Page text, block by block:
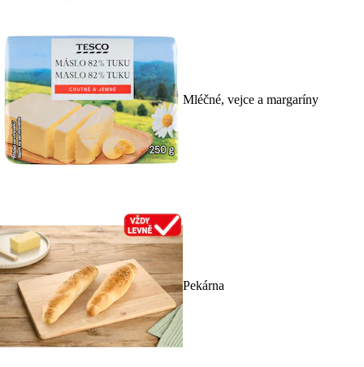
Mléčné, vejce a margaríny
Pekárna